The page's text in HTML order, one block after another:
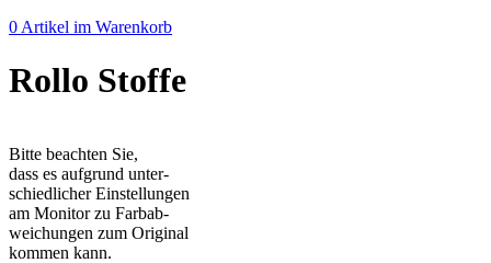
0 Artikel im Warenkorb
Rollo Stoffe
Bitte beachten Sie,
dass es aufgrund unter-
schiedlicher Einstellungen
am Monitor zu Farbab-
weichungen zum Original
kommen kann.